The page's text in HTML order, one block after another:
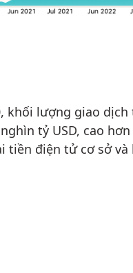
khối lượng giao
tỷ USD, cao
tiền điện tử cơ sở